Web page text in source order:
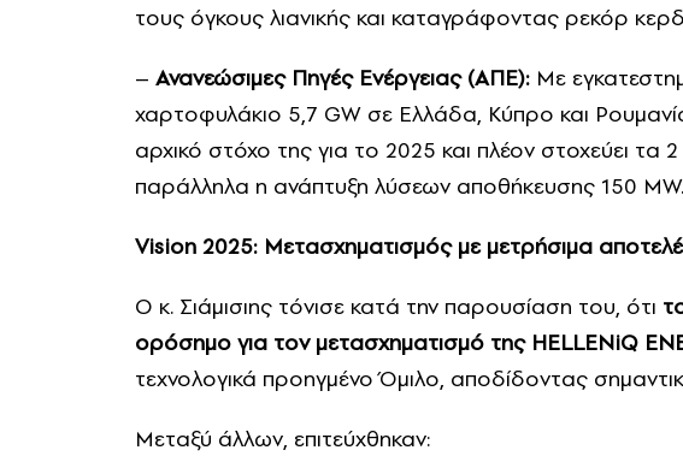
τους όγκους λιανικής και καταγράφοντας ρεκόρ
– Ανανεώσιμες Πηγές Ενέργειας (ΑΠΕ): Με
χαρτοφυλάκιο 5,7 GW σε Ελλάδα, Κύπρο και
αρχικό στόχο της για το 2025 και πλέον στοχεύει τα
παράλληλα η ανάπτυξη λύσεων αποθήκευσης 150 MW.
Vision 2025: Μετασχηματισμός με μετρήσιμα
Ο κ. Σιάμισιης τόνισε κατά την παρουσίαση του, ότι
ορόσημο για τον μετασχηματισμό της HELLENiQ
τεχνολογικά προηγμένο Όμιλο, αποδίδοντας
Μεταξύ άλλων, επιτεύχθηκαν: